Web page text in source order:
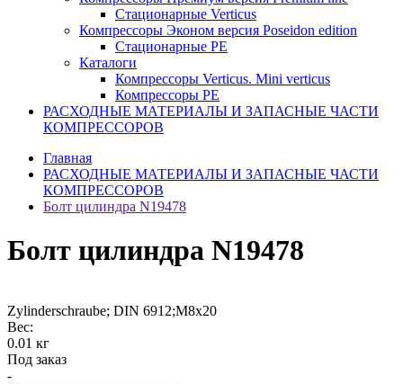
Стационарные Verticus
Компрессоры Эконом версия Poseidon edition
Стационарные PE
Каталоги
Компрессоры Verticus. Mini verticus
Компрессоры PE
РАСХОДНЫЕ МАТЕРИАЛЫ И ЗАПАСНЫЕ ЧАСТИ
КОМПРЕССОРОВ
Главная
РАСХОДНЫЕ МАТЕРИАЛЫ И ЗАПАСНЫЕ ЧАСТИ
КОМПРЕССОРОВ
Болт цилиндра N19478
Болт цилиндра N19478
Zylinderschraube; DIN 6912;M8x20
Вес:
0.01 кг
Под заказ
-